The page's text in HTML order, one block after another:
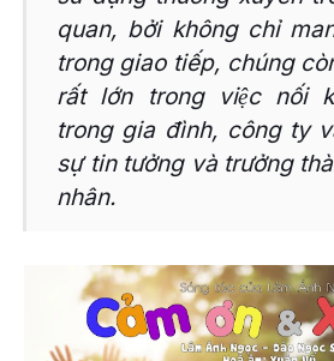
quan, bởi không chỉ
trong giao tiếp, chúng
rất lớn trong việc nối
trong gia đình, công ty
sự tin tưởng và trưởng
nhân.